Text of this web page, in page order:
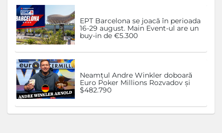
EPT Barcelona se joacă în perioada
16-29 august. Main Event-ul are un
buy-in de €5.300
Neamțul Andre Winkler doboară
Euro Poker Millions Rozvadov și
$482.790